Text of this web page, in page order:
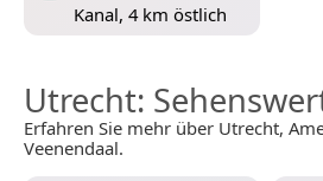
Kanal, 4 km östlich
Utrecht:
Erfahren Sie mehr über Utrecht,
Veenendaal.